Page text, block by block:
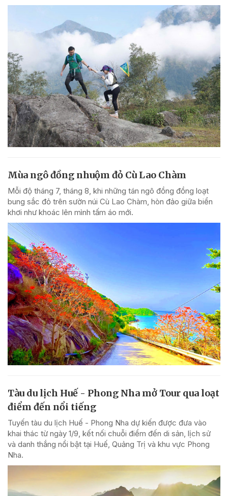
Mùa ngô đồng nhuộm đỏ Cù Lao Chàm
Mỗi độ tháng 7, tháng 8, khi những tán ngô đồng đồng loạt
bung sắc đỏ trên sườn núi Cù Lao Chàm, hòn đảo giữa biển
khơi như khoác lên mình tấm áo mới.
Tàu du lịch Huế - Phong Nha mở Tour qua loạt
điểm đến nổi tiếng
Tuyến tàu du lịch Huế - Phong Nha dự kiến được đưa vào
khai thác từ ngày 1/9, kết nối chuỗi điểm đến di sản, lịch sử
và danh thắng nổi bật tại Huế, Quảng Trị và khu vực Phong
Nha.